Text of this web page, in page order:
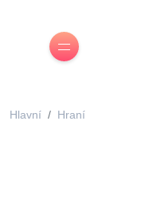
Hlavní Hraní